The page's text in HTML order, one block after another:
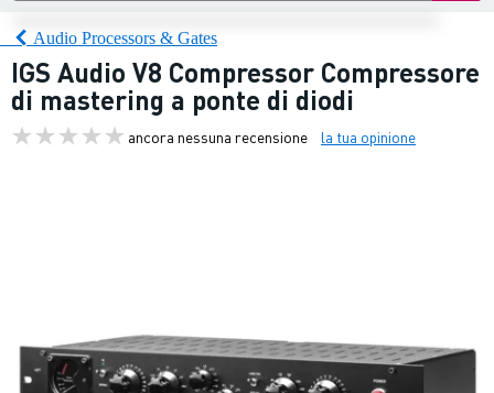
Audio Processors & Gates
IGS Audio V8 Compressor Compressore
di mastering a ponte di diodi
ancora nessuna recensione la tua opinione